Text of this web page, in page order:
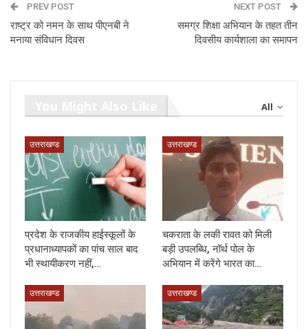
PREV POST
राष्ट्र को नमन के साथ पीएनबी ने
मनाया संविधान दिवस
NEXT POST
समग्र शिक्षा अभियान के तहत तीन
दिवसीय कार्यशाला का समापन
All
उत्तराखण्ड
प्रदेश के राजकीय हाईस्कूलों के
प्रधानाध्यापकों का पांच साल बाद
भी स्थायीकरण नहीं,…
उत्तराखण्ड
चकराता के लकी रावत को मिली
बड़ी उपलब्धि, नॉर्थ पोल के
अभियान में करेंगे भारत का…
उत्तराखण्ड उत्तराखण्ड